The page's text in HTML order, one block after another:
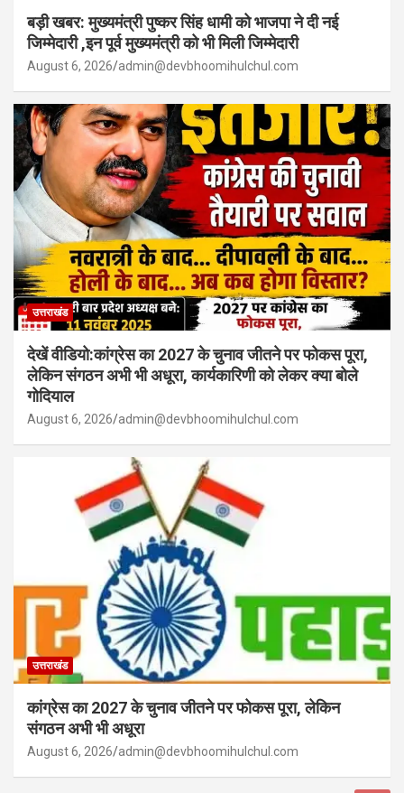
बड़ी खबर: मुख्यमंत्री पुष्कर सिंह धामी को भाजपा ने दी नई
जिम्मेदारी ,इन पूर्व मुख्यमंत्री को भी मिली जिम्मेदारी
August 6, 2026 admin@devbhoomihulchul.com
उत्तराखंड
देखें वीडियो:कांग्रेस का 2027 के चुनाव जीतने पर फोकस पूरा,
लेकिन संगठन अभी भी अधूरा, कार्यकारिणी को लेकर क्या बोले
गोदियाल
August 6, 2026 admin@devbhoomihulchul.com
उत्तराखंड
कांग्रेस का 2027 के चुनाव जीतने पर फोकस पूरा, लेकिन
संगठन अभी भी अधूरा
August 6, 2026 admin@devbhoomihulchul.com